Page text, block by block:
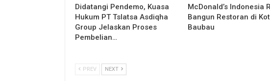
Didatangi Pendemo, Kuasa
Hukum PT Tslatsa Asdiqha
Group Jelaskan Proses
Pembelian…
McDonald’s Indonesia
Bangun Restoran di
Baubau
PREV NEXT